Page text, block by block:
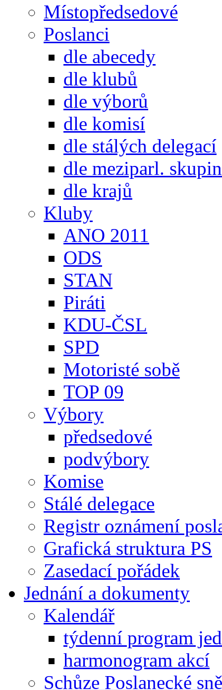
Místopředsedové
Poslanci
dle abecedy
dle klubů
dle výborů
dle komisí
dle stálých delegací
dle meziparl. skupin
dle krajů
Kluby
ANO 2011
ODS
STAN
Piráti
KDU-ČSL
SPD
Motoristé sobě
TOP 09
Výbory
předsedové
podvýbory
Komise
Stálé delegace
Registr oznámení
Grafická struktura PS
Zasedací pořádek
Jednání a dokumenty
Kalendář
týdenní program
harmonogram akcí
Schůze Poslanecké